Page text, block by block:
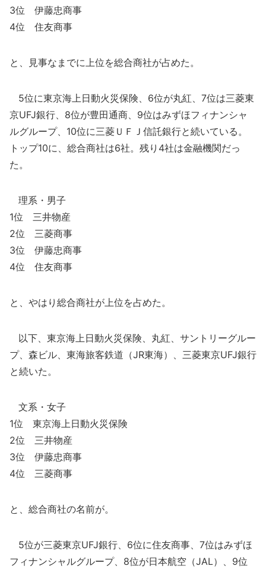
3位 伊藤忠商事
4位 住友商事
と、見事なまでに上位を総合商社が占めた。
5位に東京海上日動火災保険、6位が丸紅、7位は三菱東
京UFJ銀行、8位が豊田通商、9位はみずほフィナンシャ
ルグループ、10位に三菱ＵＦＪ信託銀行と続いている。
トップ10に、総合商社は6社。残り4社は金融機関だっ
た。
理系・男子
1位 三井物産
2位 三菱商事
3位 伊藤忠商事
4位 住友商事
と、やはり総合商社が上位を占めた。
以下、東京海上日動火災保険、丸紅、サントリーグルー
プ、森ビル、東海旅客鉄道（JR東海）、三菱東京UFJ銀行
と続いた。
文系・女子
1位 東京海上日動火災保険
2位 三井物産
3位 伊藤忠商事
4位 三菱商事
と、総合商社の名前が。
5位が三菱東京UFJ銀行、6位に住友商事、7位はみずほ
フィナンシャルグループ、8位が日本航空（JAL）、9位